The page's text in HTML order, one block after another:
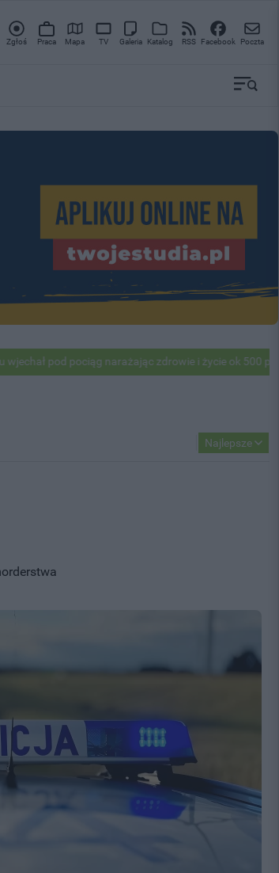
Zgłoś Praca Mapa TV Galeria Katalog RSS Facebook Poczta
zdrowie i życie ok 500 pasażerów! PKP
Najlepsze